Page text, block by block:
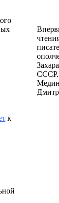
СССР.
к